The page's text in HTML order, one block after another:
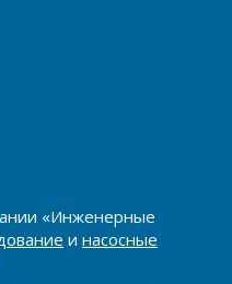
«Инженерные
и насосные